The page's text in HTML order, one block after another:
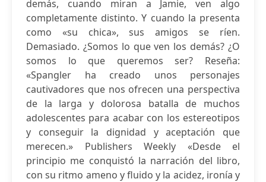
demás, cuando miran a Jamie, ven algo
completamente distinto. Y cuando la presenta
como «su chica», sus amigos se ríen.
Demasiado. ¿Somos lo que ven los demás? ¿O
somos lo que queremos ser? Reseña:
«Spangler ha creado unos personajes
cautivadores que nos ofrecen una perspectiva
de la larga y dolorosa batalla de muchos
adolescentes para acabar con los estereotipos
y conseguir la dignidad y aceptación que
merecen.» Publishers Weekly «Desde el
principio me conquistó la narración del libro,
con su ritmo ameno y fluido y la acidez, ironía y